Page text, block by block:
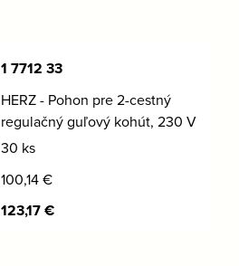
1 7712 33
HERZ - Pohon pre 2-cestný
regulačný guľový kohút, 230 V
30 ks
100,14€
123,17€